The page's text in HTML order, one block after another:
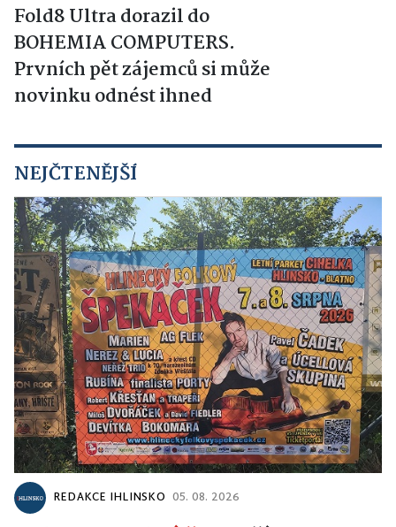
Fold8 Ultra dorazil do
BOHEMIA COMPUTERS.
Prvních pět zájemců si může
novinku odnést ihned
NEJČTENĚJŠÍ
REDAKCE IHLINSKO 05. 08. 2026